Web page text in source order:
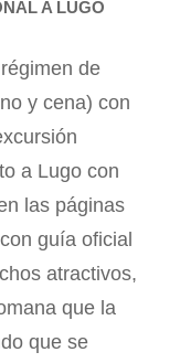
A LUGO
de
y cena) con
a Lugo con
las páginas
guía oficial
atractivos,
que la
que se